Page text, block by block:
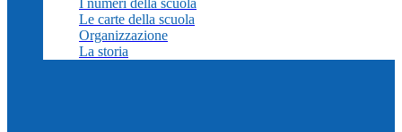
I numeri della scuola
Le carte della scuola
Organizzazione
La storia